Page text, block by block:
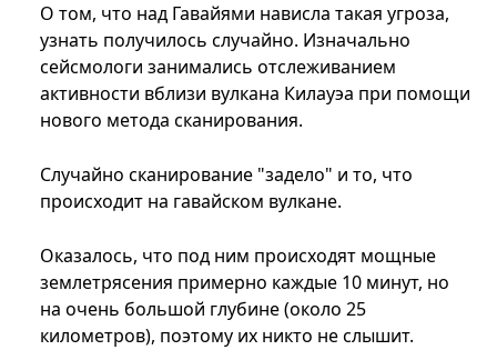
О том, что над Гавайями нависла такая угроза,
узнать получилось случайно. Изначально
сейсмологи занимались отслеживанием
активности вблизи вулкана Килауэа при помощи
нового метода сканирования.
Случайно сканирование "задело" и то, что
происходит на гавайском вулкане.
Оказалось, что под ним происходят мощные
землетрясения примерно каждые 10 минут, но
на очень большой глубине (около 25
километров), поэтому их никто не слышит.